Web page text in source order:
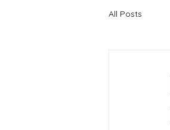
All Posts